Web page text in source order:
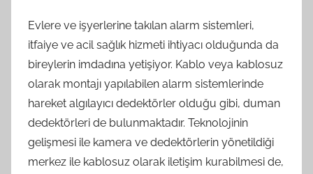
Evlere ve işyerlerine takılan alarm sistemleri,
itfaiye ve acil sağlık hizmeti ihtiyacı olduğunda da
bireylerin imdadına yetişiyor. Kablo veya kablosuz
olarak montajı yapılabilen alarm sistemlerinde
hareket algılayıcı dedektörler olduğu gibi, duman
dedektörleri de bulunmaktadır. Teknolojinin
gelişmesi ile kamera ve dedektörlerin yönetildiği
merkez ile kablosuz olarak iletişim kurabilmesi de,